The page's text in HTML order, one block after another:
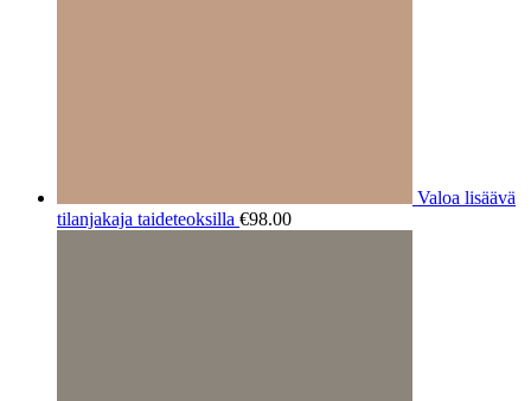
Valoa lisäävä
tilanjakaja taideteoksilla €98.00